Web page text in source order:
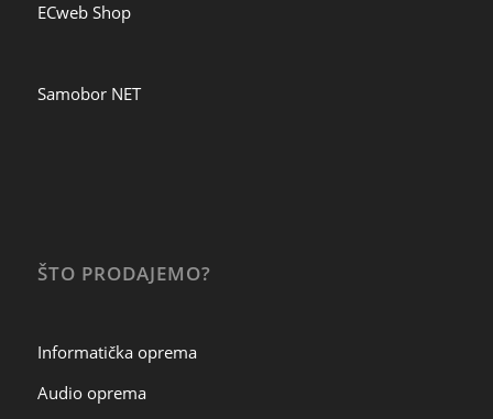
ECweb Shop
Samobor NET
ŠTO PRODAJEMO?
Informatička oprema
Audio oprema